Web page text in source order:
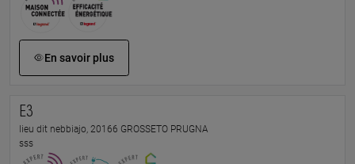
En savoir plus
E3
lieu dit nebbiajo, 20166 GROSSETO PRUGNA
sss